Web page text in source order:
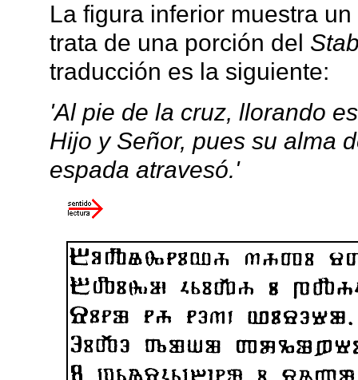
La figura inferior muestra
trata de una porción del
traducción es la siguiente:
'Al pie de la cruz, llorando
Hijo y Señor, pues su alma
espada atravesó.'